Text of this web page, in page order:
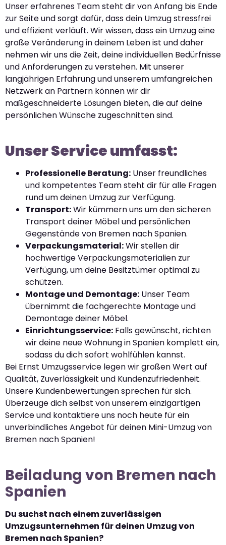
Unser erfahrenes Team steht dir von Anfang bis Ende
zur Seite und sorgt dafür, dass dein Umzug stressfrei
und effizient verläuft. Wir wissen, dass ein Umzug eine
große Veränderung in deinem Leben ist und daher
nehmen wir uns die Zeit, deine individuellen Bedürfnisse
und Anforderungen zu verstehen. Mit unserer
langjährigen Erfahrung und unserem umfangreichen
Netzwerk an Partnern können wir dir
maßgeschneiderte Lösungen bieten, die auf deine
persönlichen Wünsche zugeschnitten sind.
Unser Service umfasst:
Professionelle Beratung: Unser freundliches
und kompetentes Team steht dir für alle Fragen
rund um deinen Umzug zur Verfügung.
Transport:Wir kümmern uns um den sicheren
Transport deiner Möbel und persönlichen
Gegenstände von Bremen nach Spanien.
Verpackungsmaterial:Wir stellen dir
hochwertige Verpackungsmaterialien zur
Verfügung, um deine Besitztümer optimal zu
schützen.
Montage und Demontage: Unser Team
übernimmt die fachgerechte Montage und
Demontage deiner Möbel.
Einrichtungsservice: Falls gewünscht, richten
wir deine neue Wohnung in Spanien komplett ein,
sodass du dich sofort wohlfühlen kannst.
Bei Ernst Umzugsservice legen wir großen Wert auf
Qualität, Zuverlässigkeit und Kundenzufriedenheit.
Unsere Kundenbewertungen sprechen für sich.
Überzeuge dich selbst von unserem einzigartigen
Service und kontaktiere uns noch heute für ein
unverbindliches Angebot für deinen Mini-Umzug von
Bremen nach Spanien!
Beiladung von Bremen nach
Spanien
Du suchst nach einem zuverlässigen
Umzugsunternehmen für deinen Umzug von
Bremen nach Spanien?